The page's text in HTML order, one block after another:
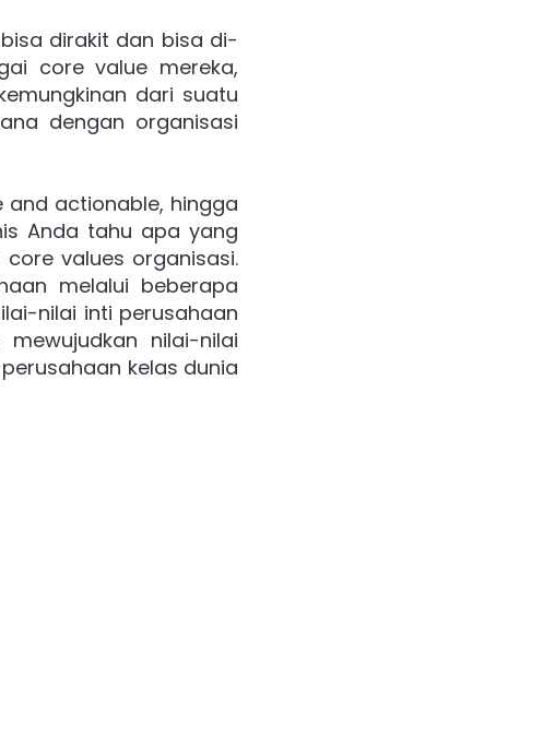
dirakit dan bisa di-
core value mereka,
dari suatu
dengan organisasi
and actionable, hingga
Anda tahu apa yang
values organisasi.
melalui beberapa
nilai inti perusahaan
nilai-nilai
kelas dunia